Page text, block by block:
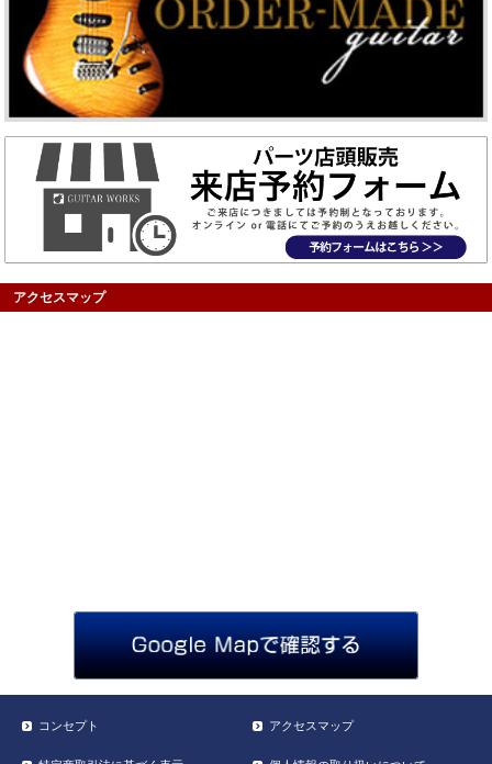
アクセスマップ
コンセプト アクセスマップ